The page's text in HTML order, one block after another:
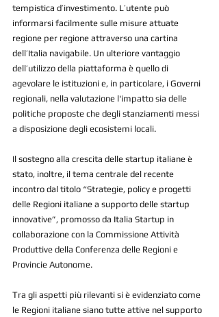
tempistica d’investimento. L’utente può
informarsi facilmente sulle misure attuate
regione per regione attraverso una cartina
dell’Italia navigabile. Un ulteriore vantaggio
dell’utilizzo della piattaforma è quello di
agevolare le istituzioni e, in particolare, i Governi
regionali, nella valutazione l'impatto sia delle
politiche proposte che degli stanziamenti messi
a disposizione degli ecosistemi locali.
Il sostegno alla crescita delle startup italiane è
stato, inoltre, il tema centrale del recente
incontro dal titolo “Strategie, policy e progetti
delle Regioni italiane a supporto delle startup
innovative”, promosso da Italia Startup in
collaborazione con la Commissione Attività
Produttive della Conferenza delle Regioni e
Provincie Autonome.
Tra gli aspetti più rilevanti si è evidenziato come
le Regioni italiane siano tutte attive nel supporto